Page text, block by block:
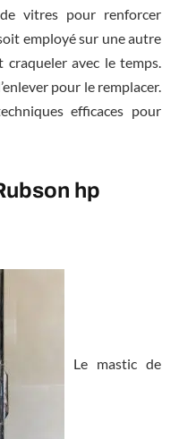
vitres pour renforcer
employé sur une autre
avec le temps.
pour le remplacer.
efficaces pour
hp
Le mastic de